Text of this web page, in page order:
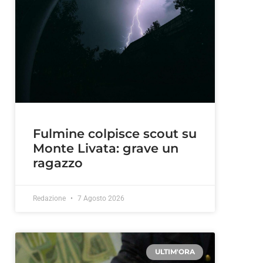
Fulmine colpisce scout su
Monte Livata: grave un
ragazzo
Redazione 7 Agosto 2026
ULTIM'ORA